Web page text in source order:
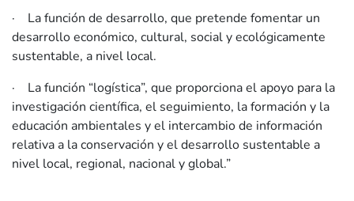
· La función de desarrollo, que pretende fomentar un
desarrollo económico, cultural, social y ecológicamente
sustentable, a nivel local.
· La función “logística”, que proporciona el apoyo para la
investigación científica, el seguimiento, la formación y la
educación ambientales y el intercambio de información
relativa a la conservación y el desarrollo sustentable a
nivel local, regional, nacional y global.”